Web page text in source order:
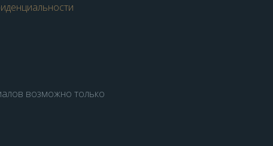
возможно только